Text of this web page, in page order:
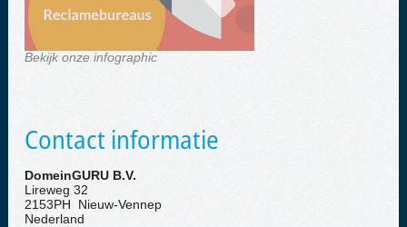
Bekijk onze infographic
Contact informatie
DomeinGURU B.V.
Lireweg 32
2153PH Nieuw-Vennep
Nederland